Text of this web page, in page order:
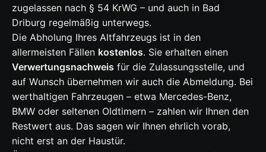
zugelassen nach § 54 KrWG – und auch in Bad
Driburg regelmäßig unterwegs.
Die Abholung Ihres Altfahrzeugs ist in den
allermeisten Fällen kostenlos. Sie erhalten einen
Verwertungsnachweis für die Zulassungsstelle, und
auf Wunsch übernehmen wir auch die Abmeldung. Bei
werthaltigen Fahrzeugen – etwa Mercedes-Benz,
BMW oder seltenen Oldtimern – zahlen wir Ihnen den
Restwert aus. Das sagen wir Ihnen ehrlich vorab,
nicht erst an der Haustür.